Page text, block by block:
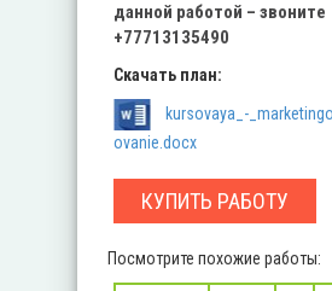
данной работой – звоните
+77713135490
Скачать план:
kursovaya_-
ovanie.docx
КУПИТЬ РАБОТУ
Посмотрите похожие работы: